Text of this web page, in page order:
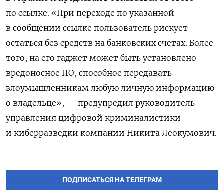
по ссылке. «При переходе по указанной
в сообщении ссылке пользователь рискует
остаться без средств на банковских счетах. Более
того, на его гаджет может быть установлено
вредоносное ПО, способное передавать
злоумышленникам любую личную информацию
о владельце», — предупредил руководитель
управления цифровой криминалистики
и киберразведки компании Никита Леокумович.
ПОДПИСАТЬСЯ НА ТЕЛЕГРАМ